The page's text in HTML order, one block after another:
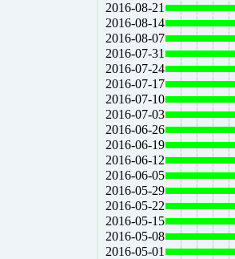
2016-08-21
2016-08-14
2016-08-07
2016-07-31
2016-07-24
2016-07-17
2016-07-10
2016-07-03
2016-06-26
2016-06-19
2016-06-12
2016-06-05
2016-05-29
2016-05-22
2016-05-15
2016-05-08
2016-05-01